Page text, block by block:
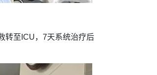
转至ICU，7天系统治疗后